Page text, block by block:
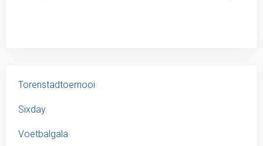
Torenstadtoernooi
Sixday
Voetbalgala